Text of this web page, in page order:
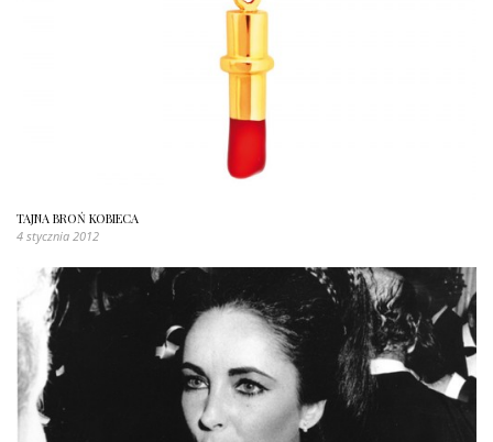
TAJNA BROŃ KOBIECA
4 stycznia 2012